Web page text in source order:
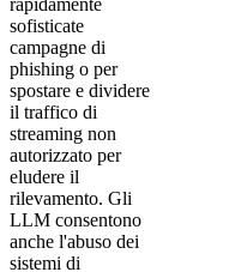
rapidamente
sofisticate
campagne di
phishing o per
spostare e dividere
il traffico di
streaming non
autorizzato per
eludere il
rilevamento. Gli
LLM consentono
anche l'abuso dei
sistemi di